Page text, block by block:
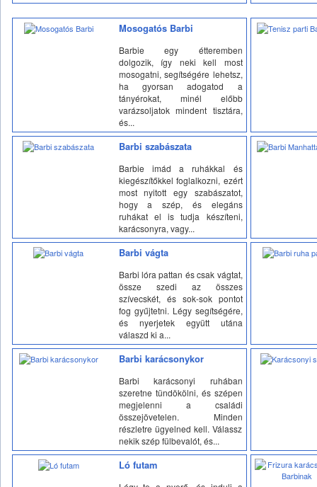
Mosogatós Barbi
Barbie egy étteremben
dolgozik, így neki kell most
mosogatni, segítségére lehetsz,
ha gyorsan adogatod a
tányérokat, minél előbb
varázsoljatok mindent tisztára,
és...
Barbi szabászata
Barbie imád a ruhákkal és
kiegészítőkkel foglalkozni, ezért
most nyitott egy szabászatot,
hogy a szép, és elegáns
ruhákat el is tudja készíteni,
karácsonyra, vagy...
Barbi vágta
Barbi lóra pattan és csak vágtat,
össze szedi az összes
szívecskét, és sok-sok pontot
fog gyűjtetni. Légy segítségére,
és nyerjetek együtt utána
válaszd ki a...
Barbi karácsonykor
Barbi karácsonyi ruhában
szeretne tündökölni, és szépen
megjelenni a családi
összejövetelen. Minden
részletre ügyelned kell. Válassz
nekik szép fülbevalót, és...
Ló futam